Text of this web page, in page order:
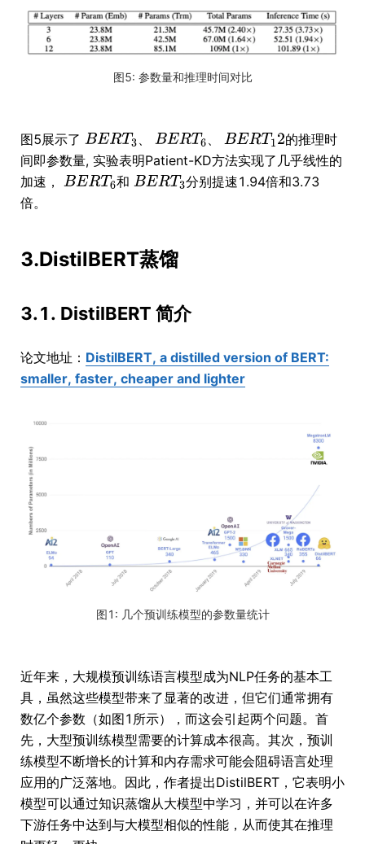
图5: 参数量和推理时间对比
图5展示了
的推理时
间即参数量, 实验表明Patient-KD方法实现了几乎线性的
加速，
和
分别提速1.94倍和3.73
倍。
3.DistilBERT蒸馏
3.1. DistilBERT 简介
论文地址： DistilBERT, a distilled version of BERT:
smaller, faster, cheaper and lighter
图1: 几个预训练模型的参数量统计
近年来，大规模预训练语言模型成为NLP任务的基本工
具，虽然这些模型带来了显著的改进，但它们通常拥有
数亿个参数（如图1所示），而这会引起两个问题。首
先，大型预训练模型需要的计算成本很高。其次，预训
练模型不断增长的计算和内存需求可能会阻碍语言处理
应用的广泛落地。因此，作者提出DistilBERT，它表明小
模型可以通过知识蒸馏从大模型中学习，并可以在许多
下游任务中达到与大模型相似的性能，从而使其在推理